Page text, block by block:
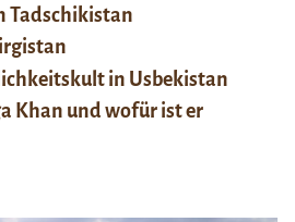
Tadschikistan
in Usbekistan
Khan und wofür ist er